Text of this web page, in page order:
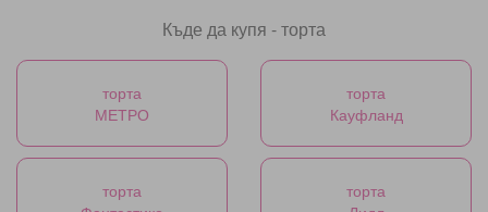
Къде да купя - торта
торта
МЕТРО
торта
Кауфланд
торта
торта